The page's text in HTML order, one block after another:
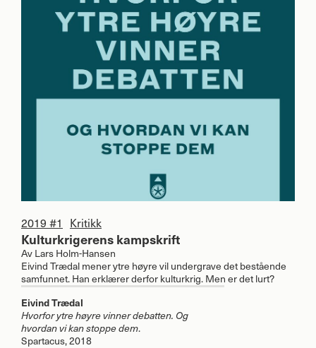
2019 #1 Kritikk
Kulturkrigerens kampskrift
Av Lars Holm-Hansen
Eivind Trædal mener ytre høyre vil undergrave det bestående
samfunnet. Han erklærer derfor kulturkrig. Men er det lurt?
Eivind Trædal
Hvorfor ytre høyre vinner debatten. Og
hvordan vi kan stoppe dem.
Spartacus, 2018